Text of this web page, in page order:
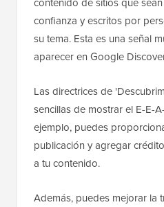
confianza y escritos por
su tema. Esta es una señal
aparecer en Google
Las directrices de
sencillas de mostrar el E-E-
ejemplo, puedes
publicación y agregar
a tu contenido.
Además, puedes mejorar la